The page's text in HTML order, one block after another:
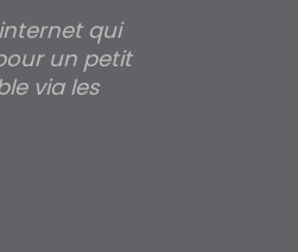
qui
un petit
via les